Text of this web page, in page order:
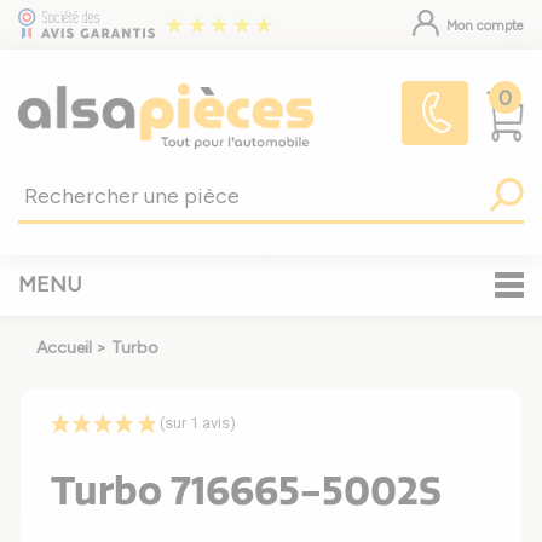
Mon compte
0
MENU
Accueil > Turbo
(sur 1 avis)
Turbo 716665-5002S